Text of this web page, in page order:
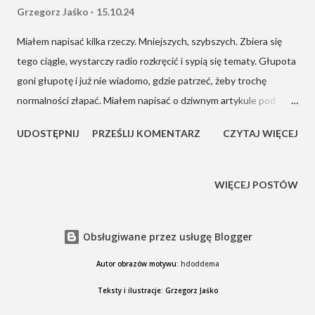
Grzegorz Jaśko 15.10.24
Miałem napisać kilka rzeczy. Mniejszych, szybszych. Zbiera się
tego ciągle, wystarczy radio rozkręcić i sypią się tematy. Głupota
goni głupotę i już nie wiadomo, gdzie patrzeć, żeby trochę
normalności złapać. Miałem napisać o dziwnym artykule pod
ściska rękę Trumpowi) od razu wiedziałem, co to będzie.
prawda cytując dość luźno wybrane fragmenty). Przeczytałem
sojuszu zawartym nad grobem Ukrainy. Nad jakim grobem, myślę
oligarchowie wszystko zagarnęli, a teraz wszystko wykupili
UDOSTĘPNIJ PRZEŚLIJ KOMENTARZ CZYTAJ WIĘCEJ
WIĘCEJ POSTÓW
Obsługiwane przez usługę Blogger
Autor obrazów motywu: hdoddema
Teksty i ilustracje: Grzegorz Jaśko